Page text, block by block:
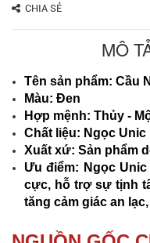
CHIA SẺ
MÔ
Tên sản phẩm: Cầu
Màu: Đen
Hợp mệnh: Thủy -
Chất liệu: Ngọc Unic
Xuất xứ: Sản phẩm
Ưu điểm: Ngọc
cực, hỗ trợ sự tịnh
tăng cảm giác an